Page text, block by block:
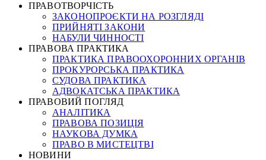
ПРАВОТВОРЧІСТЬ
ЗАКОНОПРОЄКТИ НА РОЗГЛЯДІ
ПРИЙНЯТІ ЗАКОНИ
НАБУЛИ ЧИННОСТІ
ПРАВОВА ПРАКТИКА
ПРАКТИКА ПРАВООХОРОННИХ ОРГАНІВ
ПРОКУРОРСЬКА ПРАКТИКА
СУДОВА ПРАКТИКА
АДВОКАТСЬКА ПРАКТИКА
ПРАВОВИЙ ПОГЛЯД
АНАЛІТИКА
ПРАВОВА ПОЗИЦІЯ
НАУКОВА ДУМКА
ПРАВО В МИСТЕЦТВІ
НОВИНИ